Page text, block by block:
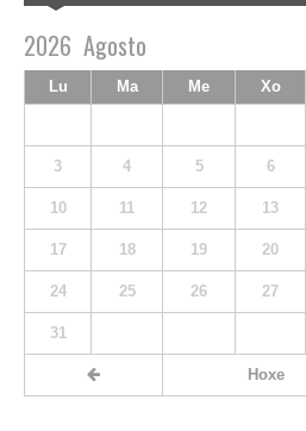
2026 Agosto
Lu Ma Me Xo
3 4 5 6
10 11 12 13
17 18 19 20
24 25 26 27
31
Hoxe